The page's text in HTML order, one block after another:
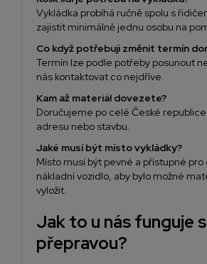
Vykládka probíhá ručně spolu s
zajistit minimálně jednu osobu na
Co když potřebuji změnit termín
Termín lze podle potřeby posunout
nás kontaktovat co nejdříve.
Kam až materiál dovezete?
Doručujeme po celé České
adresu nebo stavbu.
Jaké musí být místo vykládky?
Místo musí být pevné a přístupné
nákladní vozidlo, aby bylo možné
vyložit.
Jak to u nás funguje s
přepravou?